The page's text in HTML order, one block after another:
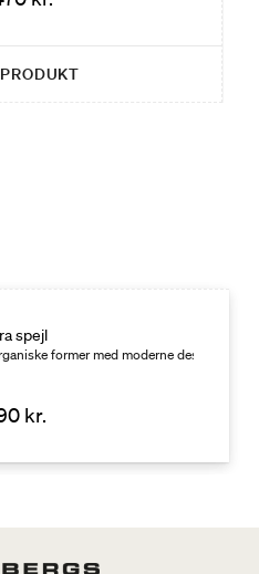
spejl
former med moderne design
kr.